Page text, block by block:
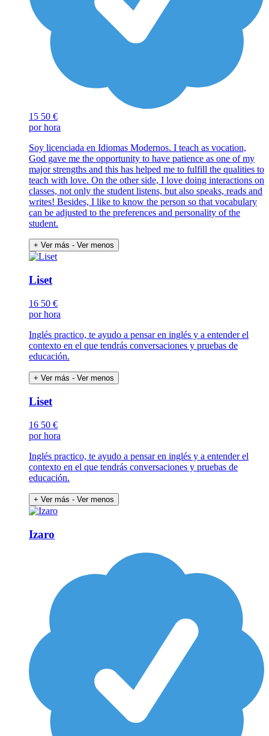
15 50 €
por hora
Soy licenciada en Idiomas Modernos. I teach as vocation,
God gave me the opportunity to have patience as one of my
major strengths and this has helped me to fulfill the qualities to
teach with love. On the other side, I love doing interactions on
classes, not only the student listens, but also speaks, reads and
writes! Besides, I like to know the person so that vocabulary
can be adjusted to the preferences and personality of the
student.
+ Ver más - Ver menos
Liset
16 50 €
por hora
Inglés practico, te ayudo a pensar en inglés y a entender el
contexto en el que tendrás conversaciones y pruebas de
educación.
+ Ver más - Ver menos
Liset
16 50 €
por hora
Inglés practico, te ayudo a pensar en inglés y a entender el
contexto en el que tendrás conversaciones y pruebas de
educación.
+ Ver más - Ver menos
Izaro